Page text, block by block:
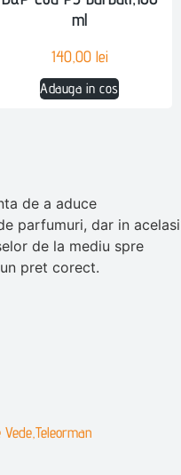
ml
140,00 lei
Adauga in cos
de a aduce
parfumuri, dar in acelasi
de la mediu spre
pret corect.